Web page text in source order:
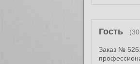
Гость
Заказ №